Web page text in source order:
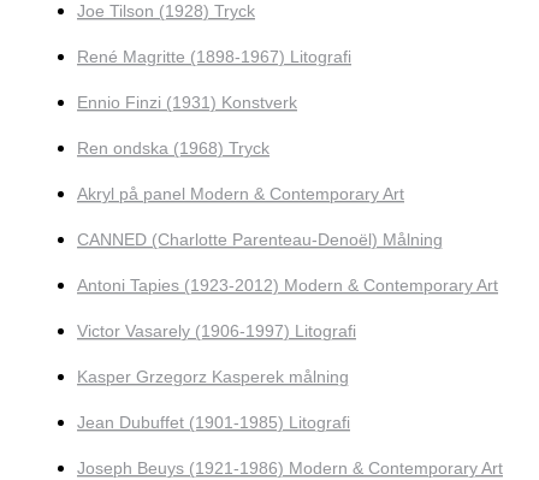
Joe Tilson (1928) Tryck
René Magritte (1898-1967) Litografi
Ennio Finzi (1931) Konstverk
Ren ondska (1968) Tryck
Akryl på panel Modern & Contemporary Art
CANNED (Charlotte Parenteau-Denoël) Målning
Antoni Tapies (1923-2012) Modern & Contemporary Art
Victor Vasarely (1906-1997) Litografi
Kasper Grzegorz Kasperek målning
Jean Dubuffet (1901-1985) Litografi
Joseph Beuys (1921-1986) Modern & Contemporary Art